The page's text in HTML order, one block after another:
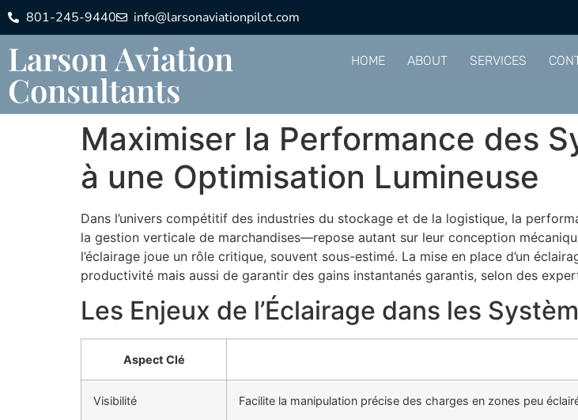
801-245-9440 info@larsonaviationpilot.com
Larson Aviation
Consultants
HOME ABOUT SERVICES
Maximiser la Performance des
à une Optimisation Lumineuse
Dans l’univers compétitif des industries du stockage et de la logistique, la
la gestion verticale de marchandises—repose autant sur leur conception
l’éclairage joue un rôle critique, souvent sous-estimé. La mise en place d’un
productivité mais aussi de garantir des gains instantanés garantis, selon des
Les Enjeux de l’Éclairage dans les
Aspect Clé
Visibilité Facilite la manipulation précise des charges en zones peu